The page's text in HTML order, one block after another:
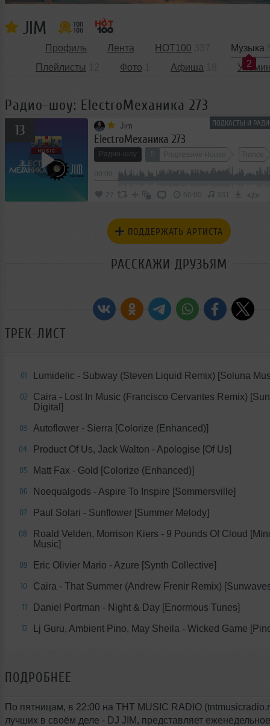
JIM
Профиль Лента HOT100
Музыка
2
Плейлисты
Фото Афиша
Радио-шоу: ElectroМеханика 273
ПОДКАСТЫ И
13 Jim
ElectroМеханика 273
Радио-шоу 5 Progressive House Trance
27 60:00 331 </>
ПОДДЕРЖАТЬ АРТИСТА
РАССКАЖИ ДРУЗЬЯМ
ТРЕК-ЛИСТ
01 Lumidelic - Subway (Steven Liquid Remix) [Soluna
02
Caira - Lost In Music (Francisco Cervantes Remix)
Digital]
03 Autoflower - Sierra [Colorize (Enhanced)]
04 Product Of Us, Jack Walton - Apologise [Of Us]
05 Matt Fax - Gold [Colorize (Enhanced)]
06 Noequalgods - Aspire To Inspire [Sommersville]
07 Paul Solari - Sunflower [Summer Melody]
08
Roald Velden, Morrison Kiers - 9 Pounds Of Cloud
Music]
09 Eric Olivier Mario - Azure [Synth Collective]
10 Caira - That Summer (Andrew Frenir Remix)
11 Daniel Portman - Night & Day [Enormous Tunes]
12 Lj Guru, Ambient Pino, May Sheila - Wicked Game
ПОДРОБНЕЕ
По пятницам, в 22:00 на THT MUSIC RADIO
лучших в своём деле - DJ JIM, представляет